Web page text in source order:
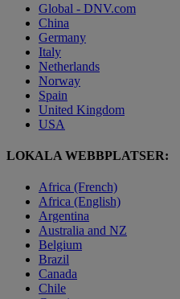
Global - DNV.com
China
Germany
Italy
Netherlands
Norway
Spain
United Kingdom
USA
LOKALA WEBBPLATSER:
Africa (French)
Africa (English)
Argentina
Australia and NZ
Belgium
Brazil
Canada
Chile